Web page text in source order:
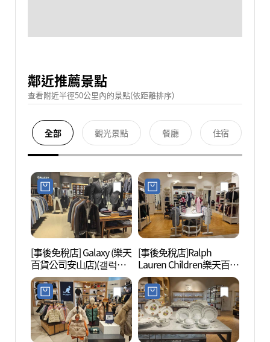
鄰近推薦景點
查看附近半徑50公里內的景點(依距離排序)
全部 觀光景點 餐廳 住宿
[事後免稅店] Galaxy (樂天
百貨公司安山店)(갤럭시
롯데백화점 안산점)
[事後免稅店]Ralph
Lauren Children樂天百貨
公司安山店(랄프로렌칠
드런 롯데백화점 안산점)